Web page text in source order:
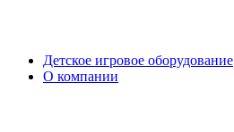
Детское игровое оборудование
О компании